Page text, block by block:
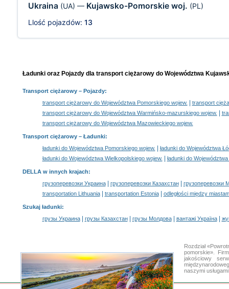
Ukraina (UA) — Kujawsko-Pomorskie woj. (PL)
Llość pojazdów: 13
Ładunki oraz Pojazdy dla transport ciężarowy do Województwa
Transport ciężarowy– Pojazdy:
transport ciężarowy do Województwa Pomorskiego wojew.
transport
transport ciężarowy do Województwa Warmińsko-mazurskiego wojew.
transport ciężarowy do Województwa Mazowieckiego wojew.
Transport ciężarowy – Ładunki:
ładunki do Województwa Pomorskiego wojew.
ładunki do Województwa
ładunki do Województwa Wielkopolskiego wojew.
ładunki do
DELLA w innych krajach:
грузоперевозки Украина| грузоперевозки Казахстан|
грузоперевозки
transportation Lithuania| transportation Estonia| odległości między
Szukaj ładunki:
грузы Украина| грузы Казахстан| грузы Молдова| вантажі Україна|
Rozdział
pomorskie».
jakościowy
naszymi